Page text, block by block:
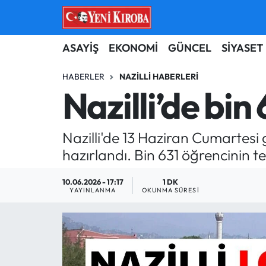
ASAYİŞ EKONOMİ GÜNCEL SİYASET
HABERLER NAZILLI HABERLERI
Nazilli’de
Nazilli'de 13 Haziran Cumartesi
hazırlandı. Bin 631 öğrencinin
10.06.2026 - 17:17
YAYINLANMA
1 DK
OKUNMA SÜRESI
ASAYİŞ
BİLİM-TEKNOLOJİ
DÜNYA
EKONOMİ
GÜNCEL
GÜNDEM
Aydın Nöbetçi Eczaneler
Aydın Hava Durumu
Aydin Namaz Vakitleri
Aydın Trafik Yoğunluk Haritası
Tüm Manşetler
Son Dakika Haberleri
Haber Arşivi